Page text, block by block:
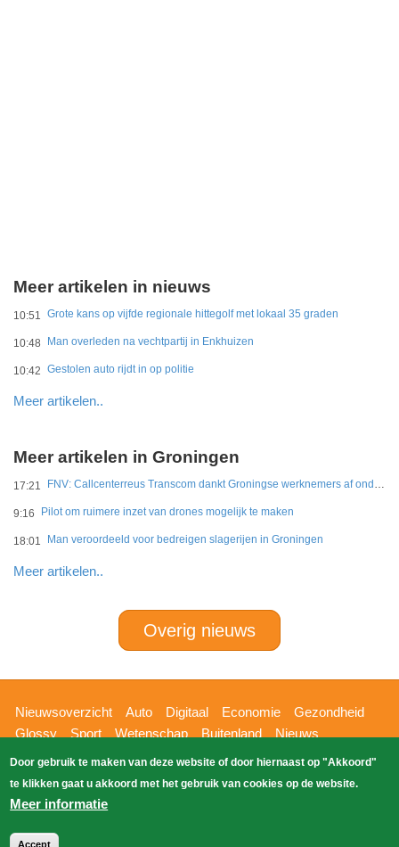
Meer artikelen in nieuws
10:51 Grote kans op vijfde regionale hittegolf met lokaal 35 graden
10:48 Man overleden na vechtpartij in Enkhuizen
10:42 Gestolen auto rijdt in op politie
Meer artikelen..
Meer artikelen in Groningen
17:21 FNV: Callcenterreus Transcom dankt Groningse werknemers af ondanks miljoenenwinsten
9:16 Pilot om ruimere inzet van drones mogelijk te maken
18:01 Man veroordeeld voor bedreigen slagerijen in Groningen
Meer artikelen..
Overig nieuws
Hoofdnavigatie
Nieuwsoverzicht Auto Digitaal Economie
Gezondheid
Glossy
Sport Wetenschap Buitenland
Nieuws
Bizzpress
Blik op 112 Provincies
Weekoverzicht
Zoeken
Copyright Blik Op Nieuws 2026gehost
Door gebruik te maken van deze website of door hiernaast op "Akkoord"
te klikken gaat u akkoord met het gebruik van cookies op de website.
Meer informatie
Accept